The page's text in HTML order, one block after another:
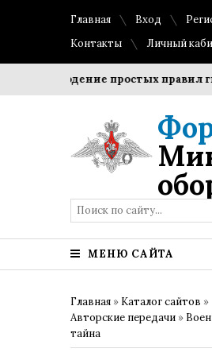
Главная Вход
Контакты
Личный
Соблюдение простых правил
МЕНЮ САЙТА
Главная » Каталог сайтов »
Авторские передачи »
тайна